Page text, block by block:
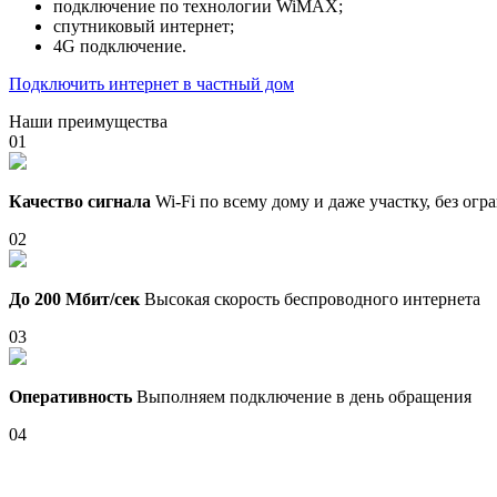
подключение по технологии WiMAX;
спутниковый интернет;
4G подключение.
Подключить интернет в частный дом
Наши преимущества
01
Качество сигнала Wi-Fi по всему дому и даже участку, без
02
До 200 Мбит/сек Высокая скорость беспроводного интернета
03
Оперативность Выполняем подключение в день обращения
04